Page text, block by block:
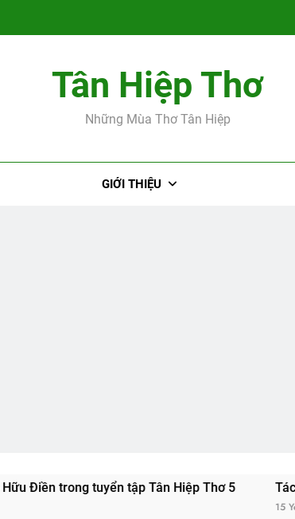
Tác
Tân Hiệp Thơ
Những Mùa Thơ Tân Hiệp
GIỚI THIỆU
trong tuyển tập Tân Hiệp Thơ 5 Tác giả
15 Years Ago